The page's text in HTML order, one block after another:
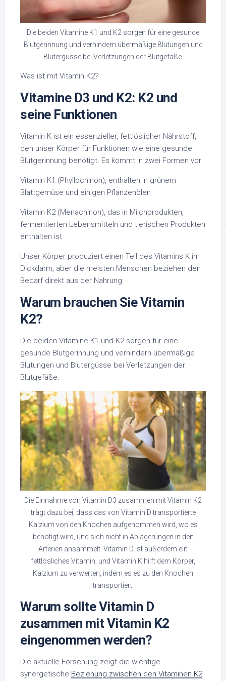
Die beiden Vitamine K1 und K2 sorgen für eine gesunde
Blutgerinnung und verhindern übermäßige Blutungen und
Blutergüsse bei Verletzungen der Blutgefäße.
Was ist mit Vitamin K2?
Vitamine D3 und K2: K2 und
seine Funktionen
Vitamin K ist ein essenzieller, fettlöslicher Nährstoff,
den unser Körper für Funktionen wie eine gesunde
Blutgerinnung benötigt. Es kommt in zwei Formen vor:
Vitamin K1 (Phyllochinon), enthalten in grünem
Blattgemüse und einigen Pflanzenölen
Vitamin K2 (Menachinon), das in Milchprodukten,
fermentierten Lebensmitteln und tierischen Produkten
enthalten ist
Unser Körper produziert einen Teil des Vitamins K im
Dickdarm, aber die meisten Menschen beziehen den
Bedarf direkt aus der Nahrung.
Warum brauchen Sie Vitamin
K2?
Die beiden Vitamine K1 und K2 sorgen für eine
gesunde Blutgerinnung und verhindern übermäßige
Blutungen und Blutergüsse bei Verletzungen der
Blutgefäße.
Die Einnahme von Vitamin D3 zusammen mit Vitamin K2
trägt dazu bei, dass das von Vitamin D transportierte
Kalzium von den Knochen aufgenommen wird, wo es
benötigt wird, und sich nicht in Ablagerungen in den
Arterien ansammelt. Vitamin D ist außerdem ein
fettlösliches Vitamin, und Vitamin K hilft dem Körper,
Kalzium zu verwerten, indem es es zu den Knochen
transportiert.
Warum sollte Vitamin D
zusammen mit Vitamin K2
eingenommen werden?
Die aktuelle Forschung zeigt die wichtige
synergetische Beziehung zwischen den Vitaminen K2